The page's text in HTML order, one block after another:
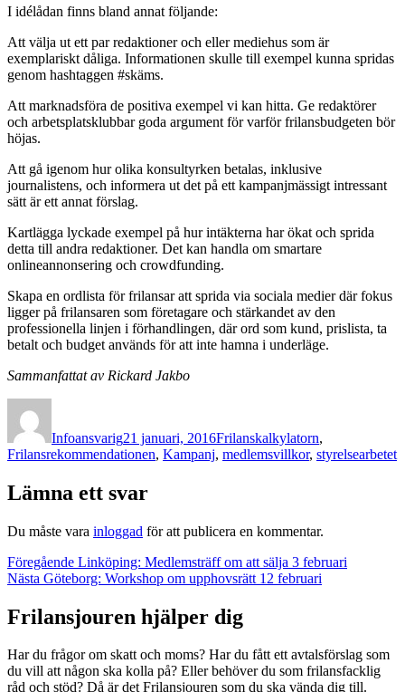
I idélådan finns bland annat följande:
Att välja ut ett par redaktioner och eller mediehus som är
exemplariskt dåliga. Informationen skulle till exempel kunna spridas
genom hashtaggen #skäms.
Att marknadsföra de positiva exempel vi kan hitta. Ge redaktörer
och arbetsplatsklubbar goda argument för varför frilansbudgeten bör
höjas.
Att gå igenom hur olika konsultyrken betalas, inklusive
journalistens, och informera ut det på ett kampanjmässigt intressant
sätt är ett annat förslag.
Kartlägga lyckade exempel på hur intäkterna har ökat och sprida
detta till andra redaktioner. Det kan handla om smartare
onlineannonsering och crowdfunding.
Skapa en ordlista för frilansar att sprida via sociala medier där fokus
ligger på frilansaren som företagare och stärkandet av den
professionella linjen i förhandlingen, där ord som kund, prislista, ta
betalt och budget används för att inte hamna i underläge.
Sammanfattat av Rickard Jakbo
Infoansvarig21 januari, 2016Frilanskalkylatorn,
Frilansrekommendationen, Kampanj, medlemsvillkor, styrelsearbetet
Lämna ett svar
Du måste vara inloggad för att publicera en kommentar.
Inläggsnavigering
Föregående Föregående
inlägg:
Linköping: Medlemsträff om att sälja 3 februari
Nästa Nästa
Göteborg: Workshop om upphovsrätt 12 februari
Frilansjouren hjälper dig
Har du frågor om skatt och moms? Har du fått ett avtalsförslag som
du vill att någon ska kolla på? Eller behöver du som frilansfacklig
råd och stöd? Då är det Frilansjouren som du ska vända dig till.